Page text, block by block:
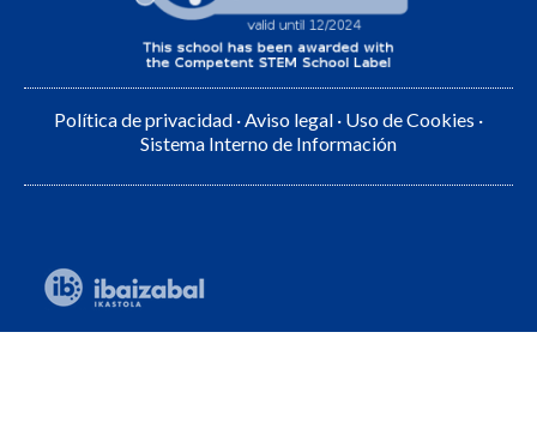
Política de privacidad ·Aviso legal · Uso de Cookies ·
Sistema Interno de Información